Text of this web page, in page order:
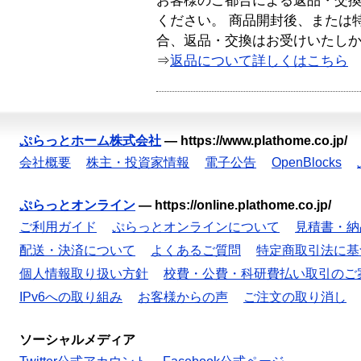
ください。 商品開封後、または
合、返品・交換はお受けいたし
⇒返品について詳しくはこちら
ぷらっとホーム株式会社 — https://www.plathome.co.jp/
会社概要
株主・投資家情報 電子公告 OpenBlocks
ぷらっとオンライン — https://online.plathome.co.jp/
ご利用ガイド
ぷらっとオンラインについて
見積書・
配送・決済について
よくあるご質問
特定商取引法に
個人情報取り扱い方針
校費・公費・科研費払い取引のご
IPv6への取り組み
お客様からの声 ご注文の取り消し
ソーシャルメディア